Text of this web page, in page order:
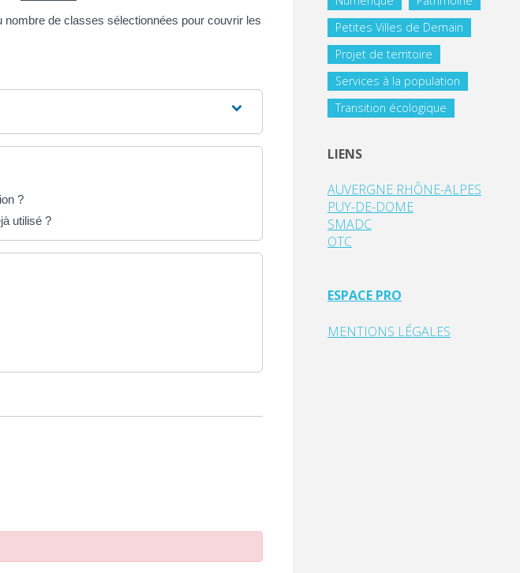
nombre de classes sélectionnées pour couvrir les
?
utilisé ?
Petites Villes de Demain
Projet de territoire
Services à la population
Transition écologique
LIENS
AUVERGNE RHÔNE-ALPES
PUY-DE-DOME
SMADC
OTC
ESPACE PRO
MENTIONS LÉGALES